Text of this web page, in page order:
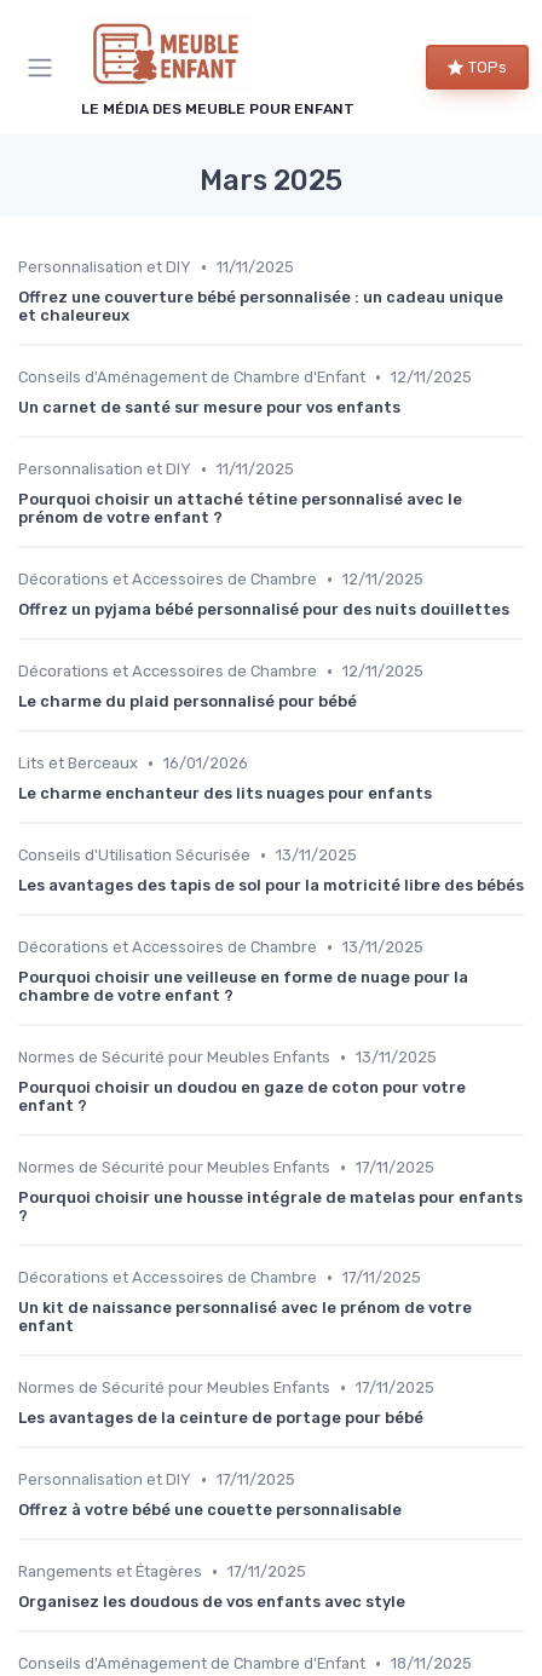
LE MÉDIA DES MEUBLE POUR ENFANT
TOPs
Mars 2025
Personnalisation et DIY • 11/11/2025
Offrez une couverture bébé personnalisée : un cadeau unique
et chaleureux
Conseils d'Aménagement de Chambre d'Enfant • 12/11/2025
Un carnet de santé sur mesure pour vos enfants
Personnalisation et DIY • 11/11/2025
Pourquoi choisir un attaché tétine personnalisé avec le
prénom de votre enfant ?
Décorations et Accessoires de Chambre • 12/11/2025
Offrez un pyjama bébé personnalisé pour des nuits douillettes
Décorations et Accessoires de Chambre • 12/11/2025
Le charme du plaid personnalisé pour bébé
Lits et Berceaux • 16/01/2026
Le charme enchanteur des lits nuages pour enfants
Conseils d'Utilisation Sécurisée • 13/11/2025
Les avantages des tapis de sol pour la motricité libre des bébés
Décorations et Accessoires de Chambre • 13/11/2025
Pourquoi choisir une veilleuse en forme de nuage pour la
chambre de votre enfant ?
Normes de Sécurité pour Meubles Enfants • 13/11/2025
Pourquoi choisir un doudou en gaze de coton pour votre
enfant ?
Normes de Sécurité pour Meubles Enfants • 17/11/2025
Pourquoi choisir une housse intégrale de matelas pour enfants
?
Décorations et Accessoires de Chambre • 17/11/2025
Un kit de naissance personnalisé avec le prénom de votre
enfant
Normes de Sécurité pour Meubles Enfants • 17/11/2025
Les avantages de la ceinture de portage pour bébé
Personnalisation et DIY • 17/11/2025
Offrez à votre bébé une couette personnalisable
Rangements et Étagères • 17/11/2025
Organisez les doudous de vos enfants avec style
Conseils d'Aménagement de Chambre d'Enfant • 18/11/2025